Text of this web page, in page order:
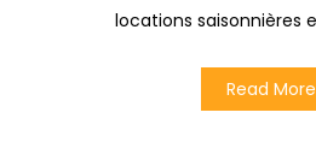
locations saisonnières
Read More